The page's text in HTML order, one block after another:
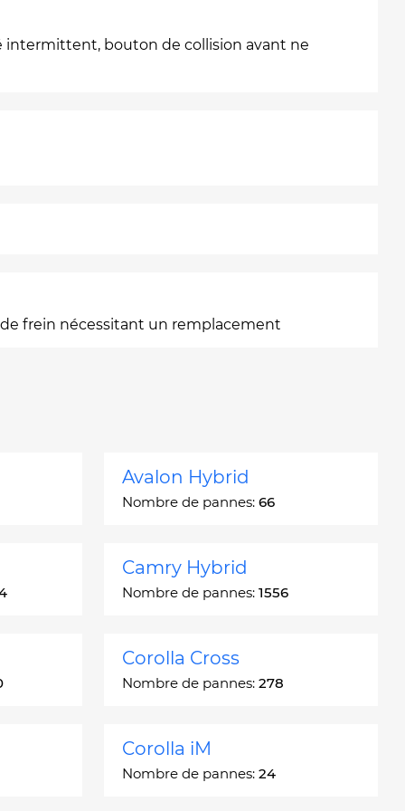
intermittent, bouton de collision avant ne
frein nécessitant un remplacement
Avalon Hybrid
Nombre de pannes: 66
Camry Hybrid
Nombre de pannes: 1556
Corolla Cross
Nombre de pannes: 278
Corolla iM
Nombre de pannes: 24